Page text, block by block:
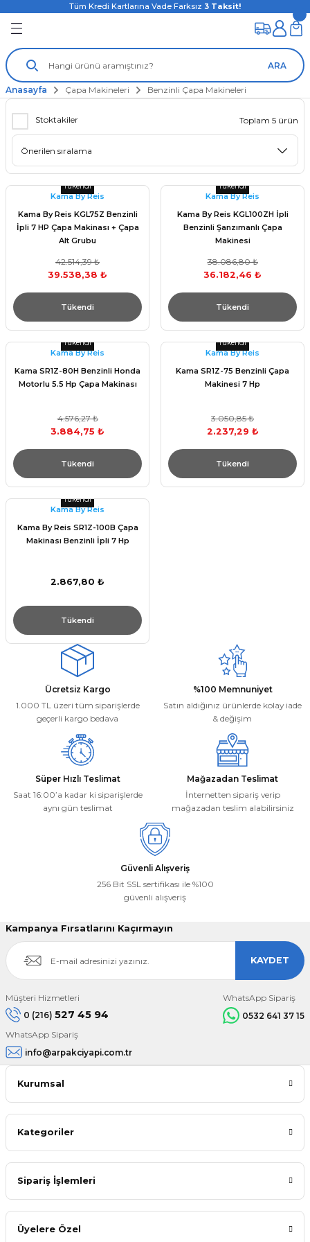
Tüm Kredi Kartlarına Vade Farksız 3 Taksit!
ARA
Anasayfa Çapa Makineleri Benzinli Çapa Makineleri
Stoktakiler Toplam 5 ürün
Tükendi
Kama By Reis
Kama By Reis KGL75Z Benzinli
İpli 7 HP Çapa Makinası + Çapa
Alt Grubu
42.514,39 ₺
39.538,38 ₺
Tükendi
Tükendi
Kama By Reis
Kama By Reis KGL100ZH İpli
Benzinli Şanzımanlı Çapa
Makinesi
38.086,80 ₺
36.182,46 ₺
Tükendi
Tükendi
Kama By Reis
Kama SR1Z-80H Benzinli Honda
Motorlu 5.5 Hp Çapa Makinası
4.576,27 ₺
3.884,75 ₺
Tükendi
Tükendi
Kama By Reis
Kama SR1Z-75 Benzinli Çapa
Makinesi 7 Hp
3.050,85 ₺
2.237,29 ₺
Tükendi
Tükendi
Kama By Reis
Kama By Reis SR1Z-100B Çapa
Makinası Benzinli İpli 7 Hp
2.867,80 ₺
Tükendi
Ücretsiz Kargo
1.000 TL üzeri tüm siparişlerde
geçerli kargo bedava
%100 Memnuniyet
Satın aldığınız ürünlerde kolay iade
& değişim
Süper Hızlı Teslimat
Saat 16:00’a kadar ki siparişlerde
aynı gün teslimat
Mağazadan Teslimat
İnternetten sipariş verip
mağazadan teslim alabilirsiniz
Güvenli Alışveriş
256 Bit SSL sertifikası ile %100
güvenli alışveriş
Kampanya Fırsatlarını Kaçırmayın
KAYDET
Müşteri Hizmetleri
0 (216) 527 45 94
WhatsApp Sipariş
0532 641 37 15
WhatsApp Sipariş
info@arpakciyapi.com.tr
Kurumsal
Kategoriler
Sipariş İşlemleri
Üyelere Özel